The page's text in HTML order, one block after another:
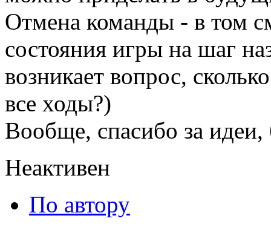
Отмена команды - в том
состояния игры на шаг
возникает вопрос,
все ходы?)
Вообще, спасибо за идеи,
Неактивен
По автору